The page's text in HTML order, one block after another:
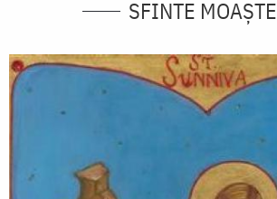
SFINTE MOAȘTE